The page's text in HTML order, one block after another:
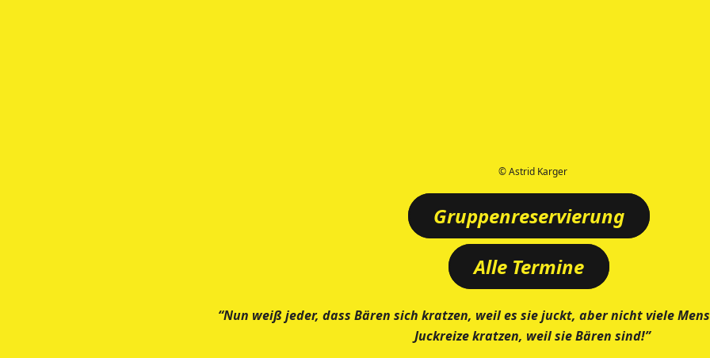
Gruppenreservierung
Alle Termine
“Nun weiß jeder, dass Bären sich kratzen, weil es sie juckt, aber nicht viele
Juckreize kratzen, weil sie Bären sind!”
© Astrid Karger